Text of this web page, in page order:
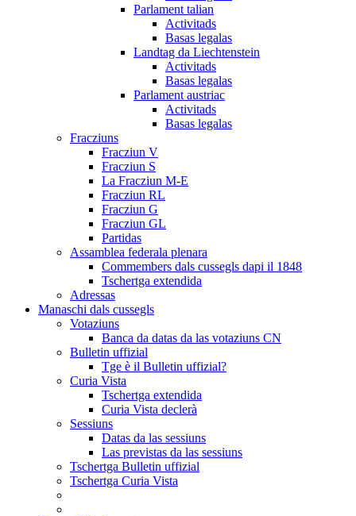
Parlament talian
Activitads
Basas legalas
Landtag da Liechtenstein
Activitads
Basas legalas
Parlament austriac
Activitads
Basas legalas
Fracziuns
Fracziun V
Fracziun S
La Fracziun M-E
Fracziun RL
Fracziun G
Fracziun GL
Partidas
Assamblea federala plenara
Commembers dals cussegls dapi il 1848
Tschertga extendida
Adressas
Manaschi dals cussegls
Votaziuns
Banca da datas da las votaziuns CN
Bulletin uffizial
Tge è il Bulletin uffizial?
Curia Vista
Tschertga extendida
Curia Vista declerà
Sessiuns
Datas da las sessiuns
Las previstas da las sessiuns
Tschertga Bulletin uffizial
Tschertga Curia Vista